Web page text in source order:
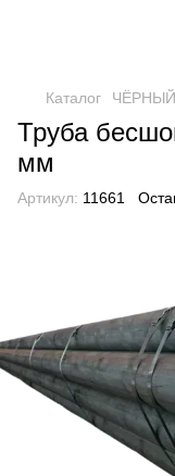
Каталог
Труба
мм
Артикул: 11661